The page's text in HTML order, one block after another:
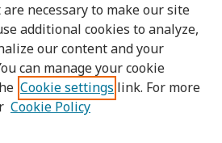
necessary to make our site
additional cookies to analyze,
our content and your
can manage your cookie
Cookie settings link. For more
Cookie Policy